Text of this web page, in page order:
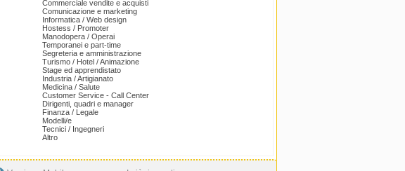
Commerciale vendite e acquisti
Comunicazione e marketing
Informatica / Web design
Hostess / Promoter
Manodopera / Operai
Temporanei e part-time
Segreteria e amministrazione
Turismo / Hotel / Animazione
Stage ed apprendistato
Industria / Artigianato
Medicina / Salute
Customer Service - Call Center
Dirigenti, quadri e manager
Finanza / Legale
Modelli/e
Tecnici / Ingegneri
Altro